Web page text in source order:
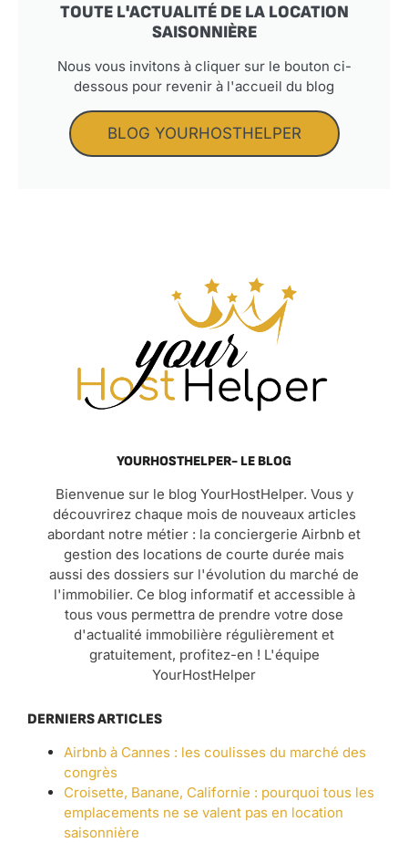
TOUTE L'ACTUALITÉ DE LA LOCATION
SAISONNIÈRE
Nous vous invitons à cliquer sur le bouton ci-
dessous pour revenir à l'accueil du blog
BLOG YOURHOSTHELPER
YOURHOSTHELPER- LE BLOG
Bienvenue sur le blog YourHostHelper. Vous y
découvrirez chaque mois de nouveaux articles
abordant notre métier : la conciergerie Airbnb et
gestion des locations de courte durée mais
aussi des dossiers sur l'évolution du marché de
l'immobilier. Ce blog informatif et accessible à
tous vous permettra de prendre votre dose
d'actualité immobilière régulièrement et
gratuitement, profitez-en ! L'équipe
YourHostHelper
DERNIERS ARTICLES
Airbnb à Cannes : les coulisses du marché des
congrès
Croisette, Banane, Californie : pourquoi tous les
emplacements ne se valent pas en location
saisonnière